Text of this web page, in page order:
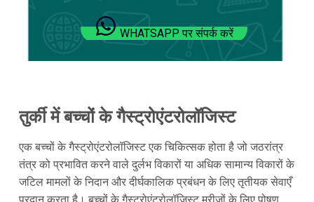
WHATSAPP पर संपर्क करें
तुर्की में बच्चों के गैस्ट्रोएंटरोलॉजिस्ट
एक बच्चों के गैस्ट्रोएंटरोलॉजिस्ट एक चिकित्सक होता है जो जठरांत्र
तंत्र को प्रभावित करने वाले दुर्लभ विकारों या अधिक सामान्य विकारों के
जटिल मामलों के निदान और दीर्घकालिक प्रबंधन के लिए तृतीयक सेवाएँ
प्रदान करता है। बच्चों के गैस्ट्रोएंटरोलॉजिस्ट मरीजों के लिए पोषण